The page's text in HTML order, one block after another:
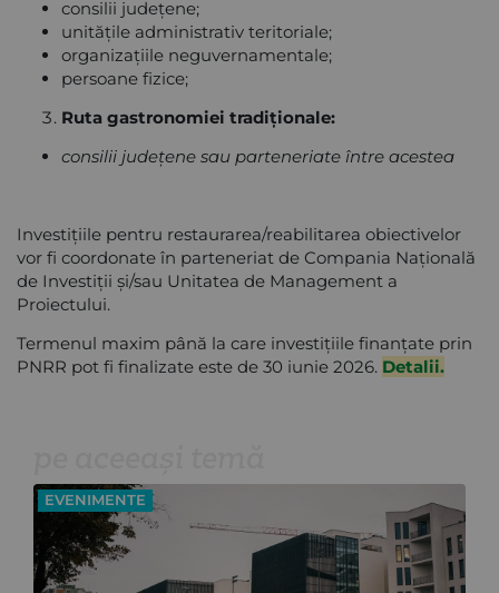
consilii județene;
unitățile administrativ teritoriale;
organizațiile neguvernamentale;
persoane fizice;
Ruta gastronomiei tradiționale:
consilii județene sau parteneriate între acestea
Investițiile pentru restaurarea/reabilitarea obiectivelor
vor fi coordonate în parteneriat de Compania Națională
de Investiții și/sau Unitatea de Management a
Proiectului.
Termenul maxim până la care investițiile finanțate prin
PNRR pot fi finalizate este de 30 iunie 2026. Detalii.
EVENIMENTE